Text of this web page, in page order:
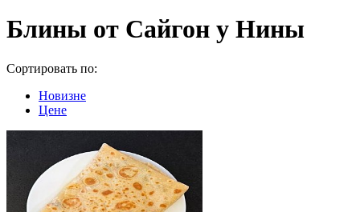
Блины от Сайгон у Нины
Сортировать по:
Новизне
Цене